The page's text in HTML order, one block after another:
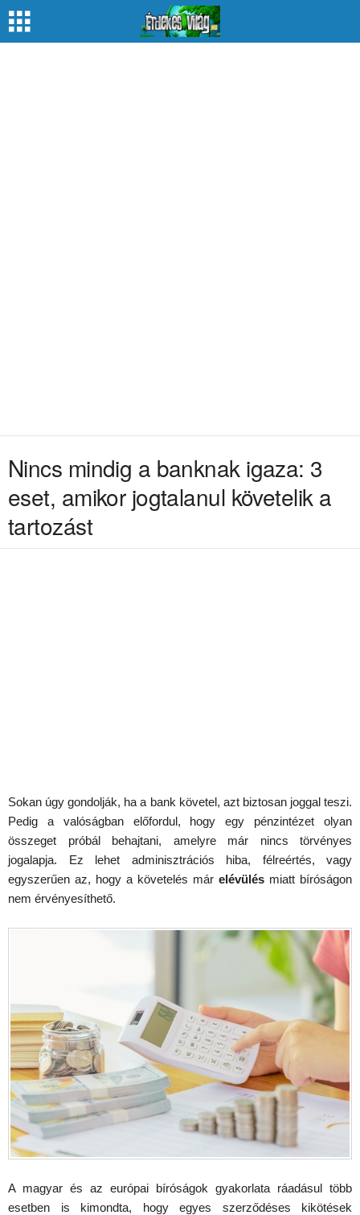
Nincs mindig a banknak igaza: 3
eset, amikor jogtalanul követelik a
tartozást
Sokan úgy gondolják, ha a bank követel, azt biztosan joggal teszi.
Pedig a valóságban előfordul, hogy egy pénzintézet olyan
összeget próbál behajtani, amelyre már nincs törvényes
jogalapja. Ez lehet adminisztrációs hiba, félreértés, vagy
egyszerűen az, hogy a követelés már elévülés miatt bíróságon
nem érvényesíthető.
A magyar és az európai bíróságok gyakorlata ráadásul több
esetben is kimondta, hogy egyes szerződéses kikötések